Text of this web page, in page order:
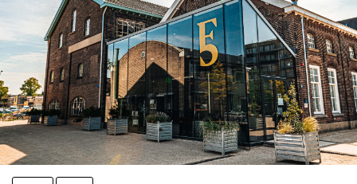
Roddels...
Restaurants en meer
Agenda
Hotels
Eindhovense Rondjes
Te koop en te huur